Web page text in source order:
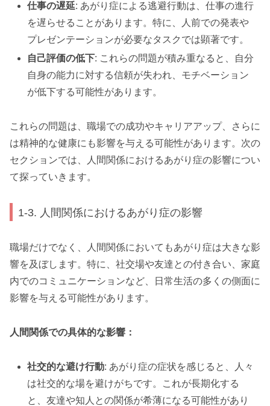
仕事の遅延: あがり症による逃避行動は、仕事の進行
を遅らせることがあります。特に、人前での発表や
プレゼンテーションが必要なタスクでは顕著です。
自己評価の低下: これらの問題が積み重なると、自分
自身の能力に対する信頼が失われ、モチベーション
が低下する可能性があります。
これらの問題は、職場での成功やキャリアアップ、さらに
は精神的な健康にも影響を与える可能性があります。次の
セクションでは、人間関係におけるあがり症の影響につい
て探っていきます。
1-3. 人間関係におけるあがり症の影響
職場だけでなく、人間関係においてもあがり症は大きな影
響を及ぼします。特に、社交場や友達との付き合い、家庭
内でのコミュニケーションなど、日常生活の多くの側面に
影響を与える可能性があります。
人間関係での具体的な影響：
社交的な避け行動: あがり症の症状を感じると、人々
は社交的な場を避けがちです。これが長期化する
と、友達や知人との関係が希薄になる可能性があり